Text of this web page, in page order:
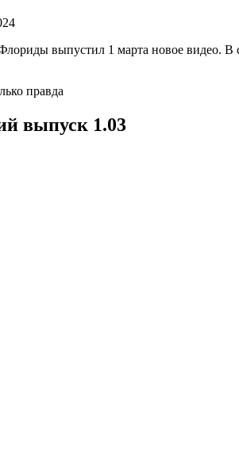
выпустил 1 марта новое видео. В
правда
выпуск 1.03